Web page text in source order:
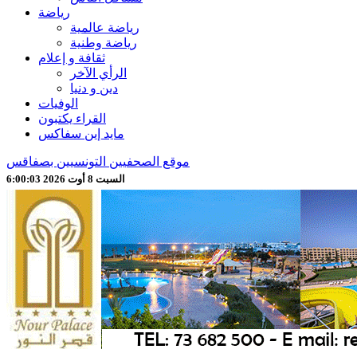
رياضة
رياضة عالمية
رياضة وطنية
ثقافة و إعلام
الرأي الآخر
دين و دنيا
الوفيات
القراء يكتبون
مايد إين سفاكس
موقع الصحفيين التونسيين بصفاقس
السبت 8 أوت 2026 6:00:05